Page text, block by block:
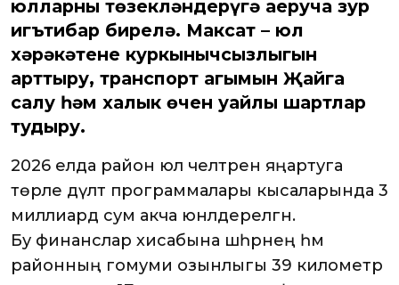
юлларны төзекләндерүгә аеруча зур
игътибар бирелә. Максат – юл
хәрәкәтенең куркынычсызлыгын
арттыру, транспорт агымын Җайга
салу һәм халык өчен уңайлы шартлар
тудыру.
2026 елда район юл челтәрен яңартуга
төрле дәүләт программалары кысаларында 3
миллиард сум акча юнәлдерелгән.
Бу финанслар хисабына шәһәрнең һәм
районның гомуми озынлыгы 39 километр